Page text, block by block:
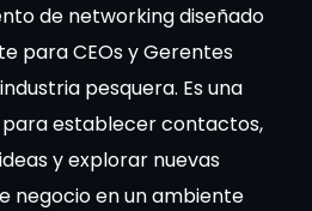
de networking diseñado
para CEOs y Gerentes
pesquera. Es una
establecer contactos,
y explorar nuevas
negocio en un ambiente